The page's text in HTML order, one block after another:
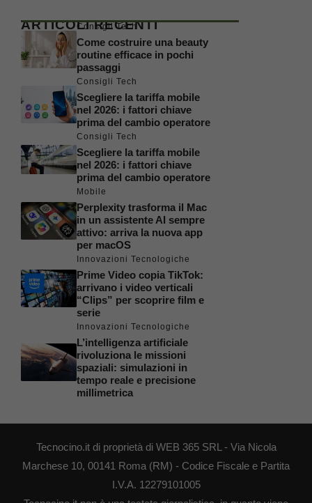
ARTICOLI RECENTI
Consigli Tech
Come costruire una beauty
routine efficace in pochi
passaggi
Consigli Tech
Scegliere la tariffa mobile
nel 2026: i fattori chiave
prima del cambio operatore
Consigli Tech
Scegliere la tariffa mobile
nel 2026: i fattori chiave
prima del cambio operatore
Mobile
Perplexity trasforma il Mac
in un assistente AI sempre
attivo: arriva la nuova app
per macOS
Innovazioni Tecnologiche
Prime Video copia TikTok:
arrivano i video verticali
“Clips” per scoprire film e
serie
Innovazioni Tecnologiche
L’intelligenza artificiale
rivoluziona le missioni
spaziali: simulazioni in
tempo reale e precisione
millimetrica
Tecnocino.it di proprietà di WEB 365 SRL - Via Nicola
Marchese 10, 00141 Roma (RM) - Codice Fiscale e Partita
I.V.A. 12279101005